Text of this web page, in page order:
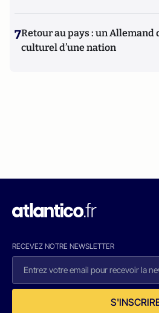
7Retour au pays : un Allemand
culturel d’une nation
RECEVEZ NOTRE NEWSLETTER